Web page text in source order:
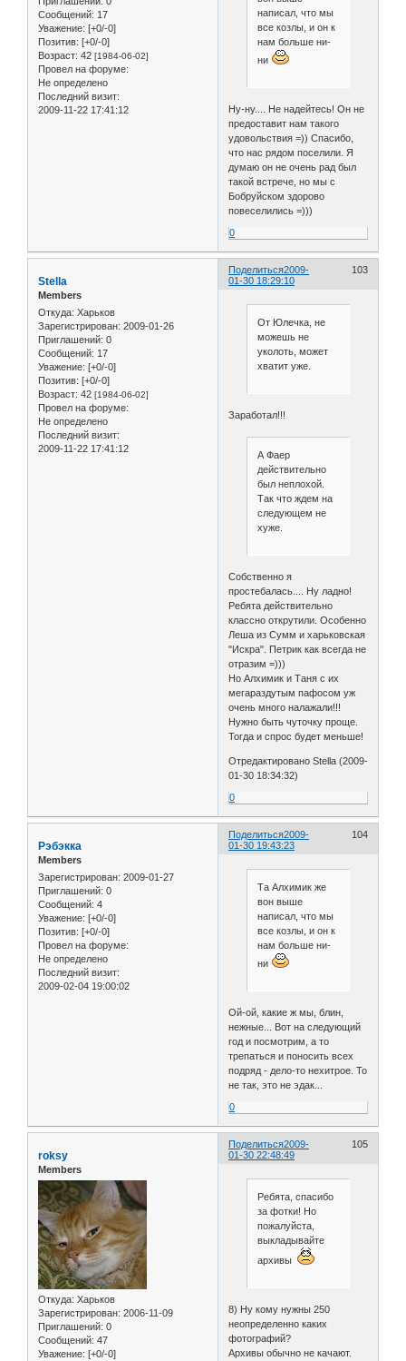
Сообщений: 17
Уважение: [+0/-0]
Позитив: [+0/-0]
Возраст: 42 [1984-06-02]
Провел на форуме:
Не определено
Последний визит:
2009-11-22 17:41:12
написал, что мы
все козлы, и он к
нам больше ни-
ни
Ну-ну.... Не надейтесь! Он не
предоставит нам такого
удовольствия =)) Спасибо,
что нас рядом поселили. Я
думаю он не очень рад был
такой встрече, но мы с
Бобруйском здорово
повеселились =)))
0
Поделиться 103
2009-
01-30 18:29:10
Stella
Members
Откуда: Харьков
Зарегистрирован: 2009-01-26
Приглашений: 0
Сообщений: 17
Уважение: [+0/-0]
Позитив: [+0/-0]
Возраст: 42 [1984-06-02]
Провел на форуме:
Не определено
Последний визит:
2009-11-22 17:41:12
От Юлечка, не
можешь не
уколоть, может
хватит уже.
Заработал!!!
А Фаер
действительно
был неплохой.
Так что ждем на
следующем не
хуже.
Собственно я
простебалась.... Ну ладно!
Ребята действительно
классно открутили. Особенно
Леша из Сумм и харьковская
"Искра". Петрик как всегда не
отразим =)))
Но Алхимик и Таня с их
мегараздутым пафосом уж
очень много налажали!!!
Нужно быть чуточку проще.
Тогда и спрос будет меньше!
Отредактировано Stella (2009-
01-30 18:34:32)
0
Поделиться 104
2009-
01-30 19:43:23
Рэбэкка
Members
Зарегистрирован: 2009-01-27
Приглашений: 0
Сообщений: 4
Уважение: [+0/-0]
Позитив: [+0/-0]
Провел на форуме:
Не определено
Последний визит:
2009-02-04 19:00:02
Та Алхимик же
вон выше
написал, что мы
все козлы, и он к
нам больше ни-
ни
Ой-ой, какие ж мы, блин,
нежные... Вот на следующий
год и посмотрим, а то
трепаться и поносить всех
подряд - дело-то нехитрое. То
не так, это не эдак...
0
Поделиться 105
2009-
01-30 22:48:49
roksy
Members
Откуда: Харьков
Зарегистрирован: 2006-11-09
Приглашений: 0
Сообщений: 47
Уважение: [+0/-0]
Ребята, спасибо
за фотки! Но
пожалуйста,
выкладывайте
архивы
8) Ну кому нужны 250
неопределенно каких
фотографий?
Архивы обычно не качают.